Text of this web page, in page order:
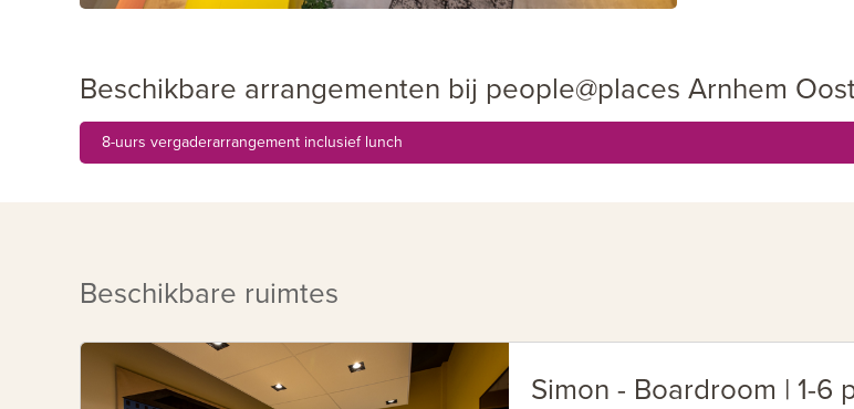
Beschikbare arrangementen bij people@places Arnhem
8-uurs vergaderarrangement inclusief lunch
Beschikbare ruimtes
Simon - Boardroom | 1-6